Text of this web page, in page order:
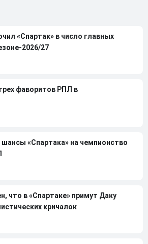
«Спартак» в число главных
2026/27
фаворитов РПЛ в
«Спартака» на чемпионство
что в «Спартаке» примут Даку
кричалок